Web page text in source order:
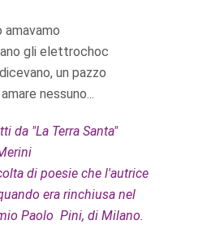
amavamo
gli elettrochoc
un pazzo
nessuno...
da "La Terra Santa"
di poesie che l'autrice
era rinchiusa nel
Paolo Pini, di Milano.